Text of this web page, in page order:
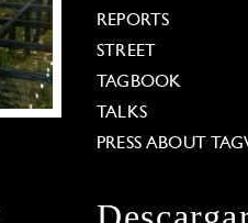
REPORTS
STREET
TAGBOOK
TALKS
PRESS ABOUT